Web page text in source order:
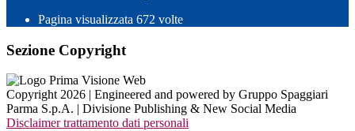
Pagina visualizzata 672 volte
Sezione Copyright
Copyright 2026 | Engineered and powered by Gruppo Spaggiari
Parma S.p.A. | Divisione Publishing & New Social Media
Disclaimer trattamento dati personali